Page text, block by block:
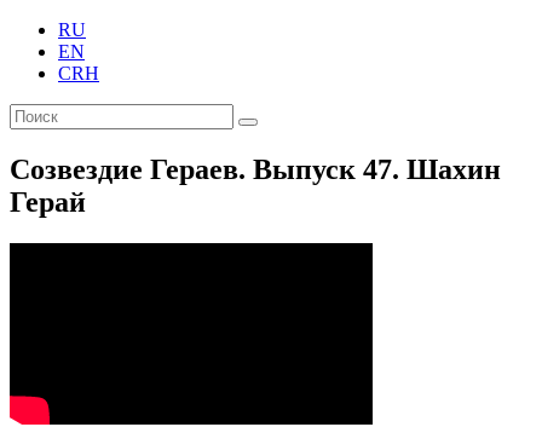
RU
EN
CRH
Созвездие Гераев. Выпуск 47. Шахин
Герай